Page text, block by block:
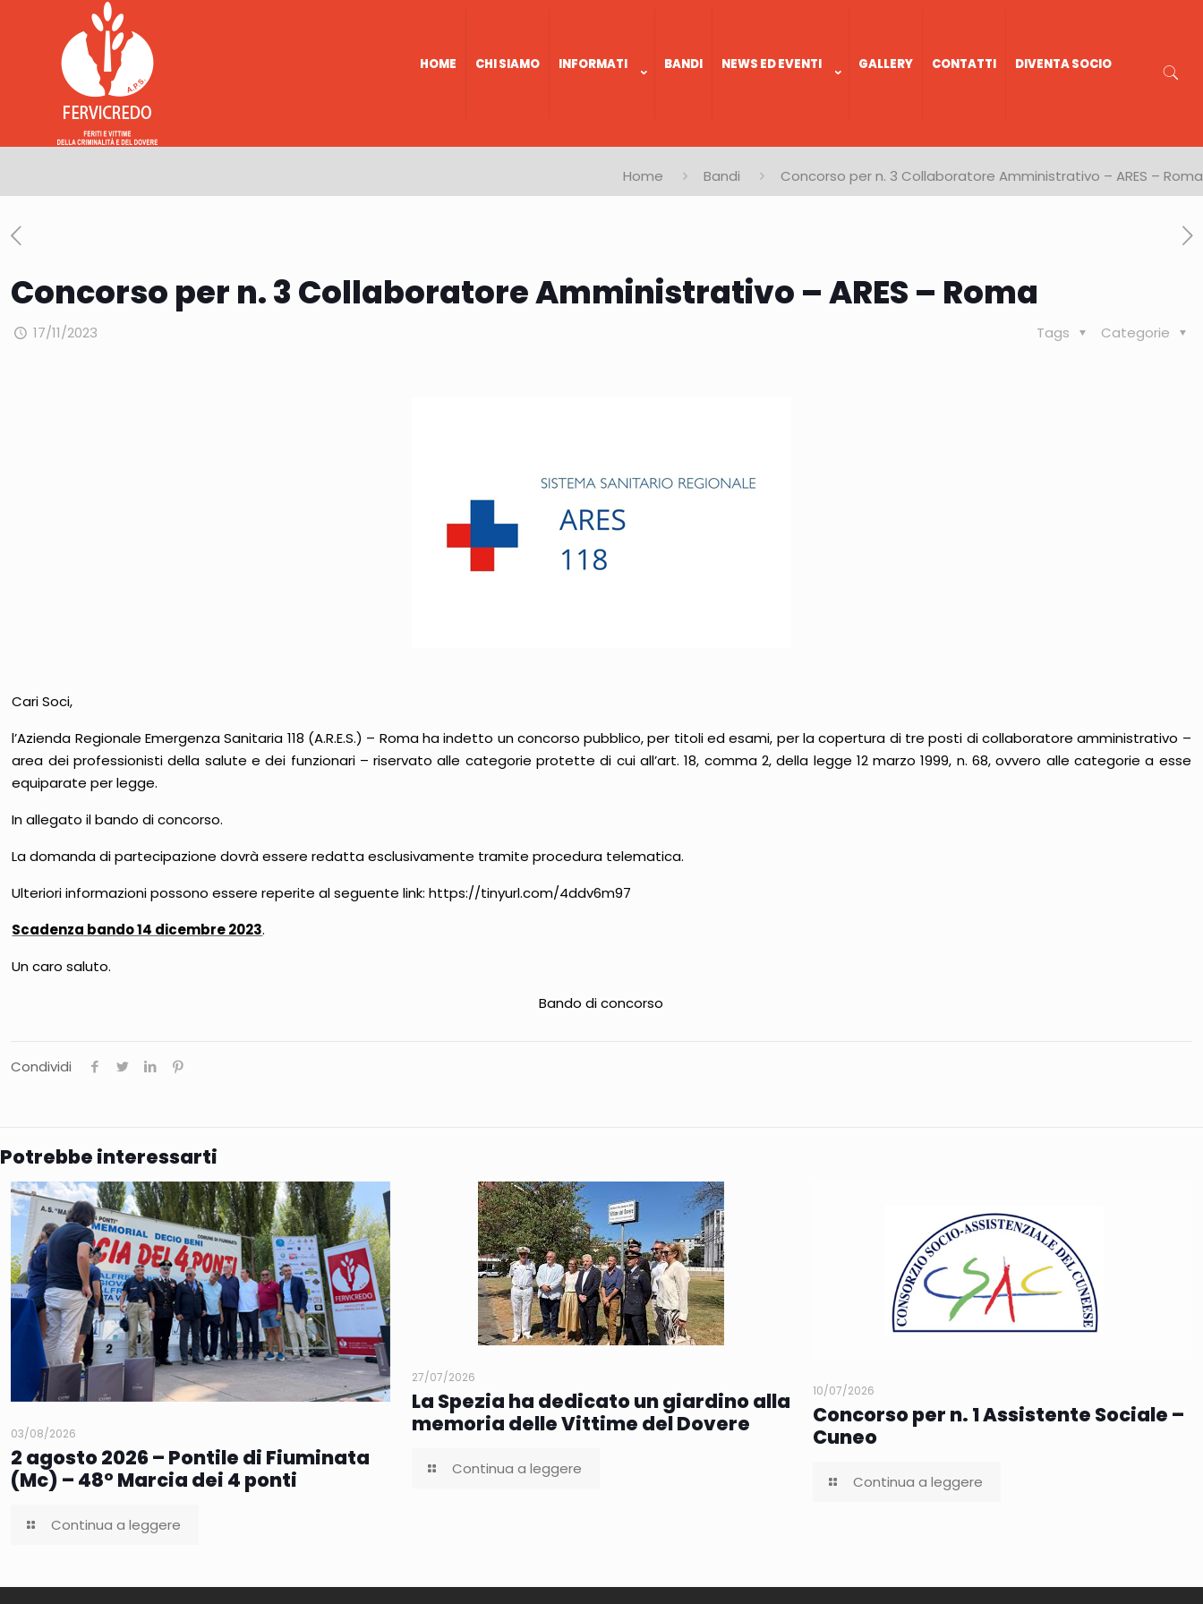
HOME CHI SIAMO INFORMATI BANDI NEWS ED EVENTI GALLERY CONTATTI DIVENTA SOCIO
Home Bandi Concorso per n. 3 Collaboratore Amministrativo – ARES – Roma
Concorso per n. 3 Collaboratore Amministrativo – ARES – Roma
17/11/2023 Categorie
Tags
Cari Soci,
l’Azienda Regionale Emergenza Sanitaria 118 (A.R.E.S.) – Roma ha indetto un concorso pubblico, per titoli ed esami, per la copertura di tre posti di collaboratore amministrativo –
area dei professionisti della salute e dei funzionari – riservato alle categorie protette di cui all’art. 18, comma 2, della legge 12 marzo 1999, n. 68, ovvero alle categorie a esse
equiparate per legge.
In allegato il bando di concorso.
La domanda di partecipazione dovrà essere redatta esclusivamente tramite procedura telematica.
Ulteriori informazioni possono essere reperite al seguente link:https://tinyurl.com/4ddv6m97
Scadenza bando 14 dicembre 2023.
Un caro saluto.
Bando di concorso
Condividi
Potrebbe interessarti
03/08/2026
2 agosto 2026 – Pontile di Fiuminata
(Mc) – 48° Marcia dei 4 ponti
Continua a leggere
27/07/2026
La Spezia ha dedicato un giardino alla
memoria delle Vittime del Dovere
Continua a leggere
10/07/2026
Concorso per n. 1 Assistente Sociale –
Cuneo
Continua a leggere